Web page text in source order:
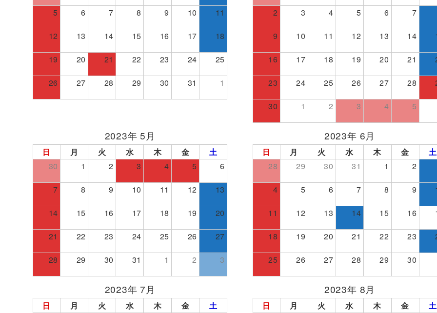
5 6 7 8 9 10 11
12 13 14 15 16 17 18
19 20 21 22 23 24 25
26 27 28 29 30 31 1
2 3 4 5 6 7
9 10 11 12 13 14
16 17 18 19 20 21
23 24 25 26 27 28
30 1 2 3 4 5
2023年 5月
日 月 火 水 木 金
土
30
1 2 3 4 5 6
7 8 9 10 11 12 13
14 15 16 17 18 19 20
21 22 23 24 25 26 27
28 29 30 31 1 2 3
2023年 6月
日 月 火 水 木 金
土
28
29 30 31 1 2
4 5 6 7 8 9
11 12 13 14 15 16
18 19 20 21 22 23
25 26 27 28 29 30
2023年 7月
日 月 火 水 木 金
土
2023年 8月
日 月 火 水 木 金
土